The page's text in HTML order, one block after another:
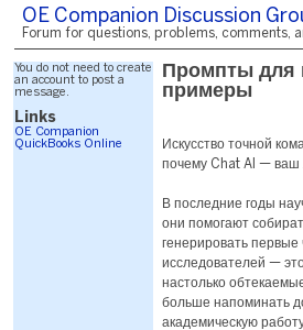
OE Companion Discussion
Forum for questions, problems, comments,
You do not need to create
an account to post a
message.
Links
OE Companion
QuickBooks Online
Промпты для
примеры
Искусство точной
почему Chat AI — ваш
В последние годы
они помогают
генерировать первые
исследователей —
настолько
больше напоминать
академическую